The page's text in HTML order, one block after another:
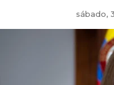
sábado,